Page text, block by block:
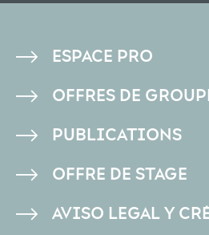
PIED
DE
ESPACE PRO
OFFRES DE
PUBLICATIONS
OFFRE DE STAGE
AVISO LEGAL Y